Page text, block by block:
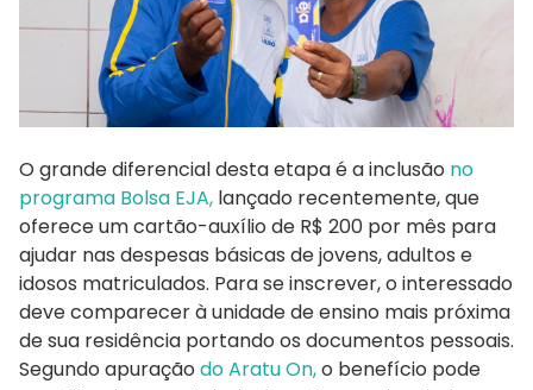
O grande diferencial desta etapa é a inclusão no
programa Bolsa EJA, lançado recentemente, que
oferece um cartão-auxílio de R$ 200 por mês para
ajudar nas despesas básicas de jovens, adultos e
idosos matriculados. Para se inscrever, o interessado
deve comparecer à unidade de ensino mais próxima
de sua residência portando os documentos pessoais.
Segundo apuração do Aratu On,o benefício pode